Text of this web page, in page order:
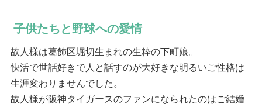
子供たちと野球への愛情
故人様は葛飾区堀切生まれの生粋の下町娘。
快活で世話好きで人と話すのが大好きな明るいご性格は
生涯変わりませんでした。
故人様が阪神タイガースのファンになられたのはご結婚